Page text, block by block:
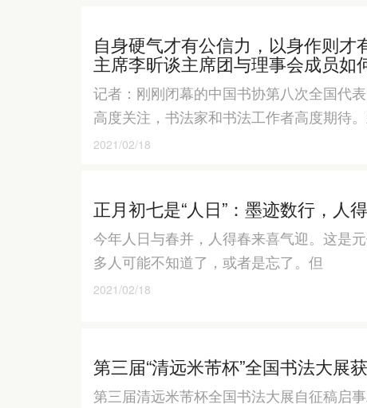
自身硬气才有公信力，以身作则
主席李昕谈主席团与理事会成员如
记者：刚刚闭幕的中国书协第八次全国代
高度关注，书法家和书法工作者高度期待
2021/02/18
正月初七是“人日”：墨迹数行，人
今年人日与春并，人得春来喜气迎。这是
多人可能不知道了，或者是忘了。但
2021/02/18
第三届“清远米芾杯”全国书法大展
第三届清远米芾杯全国书法大展自征稿启